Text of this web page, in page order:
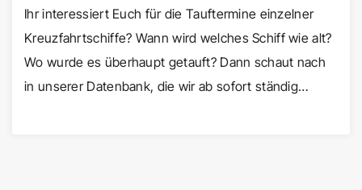
Ihr interessiert Euch für die Tauftermine einzelner
Kreuzfahrtschiffe? Wann wird welches Schiff wie alt?
Wo wurde es überhaupt getauft? Dann schaut nach
in unserer Datenbank, die wir ab sofort ständig…